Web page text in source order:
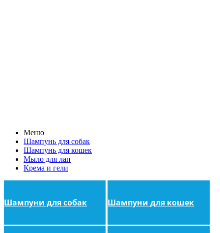
Меню
Шампунь для собак
Шампунь для кошек
Мыло для лап
Крема и гели
Шампуни для собак Шампуни для кошек